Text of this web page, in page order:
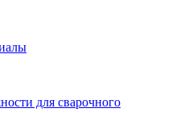
для сварочного